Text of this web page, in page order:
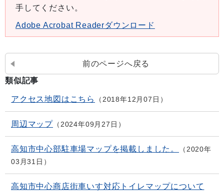
手してください。
Adobe Acrobat Readerダウンロード
前のページへ戻る
類似記事
アクセス地図はこちら 2018年12月07日
周辺マップ 2024年09月27日
高知市中心部駐車場マップを掲載しました。
2020年
03月31日
高知市中心商店街車いす対応トイレマップについて